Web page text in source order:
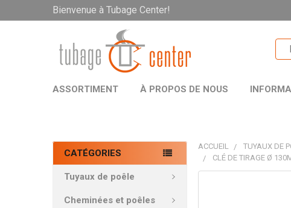
Bienvenue à Tubage Center!
ASSORTIMENT À PROPOS DE NOUS
CATÉGORIES
Tuyaux de poêle
Cheminées et poêles
ACCUEIL TUYAUX DE
CLÉ DE TIRAGE Ø